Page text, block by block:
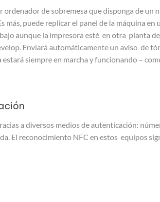
de sobremesa que disponga de un
más, puede replicar el panel de la máquina
aunque la impresora esté en otra planta
Enviará automáticamente un aviso de
siempre en marcha y funcionando –
a diversos medios de autenticación:
El reconocimiento NFC en estos equipos